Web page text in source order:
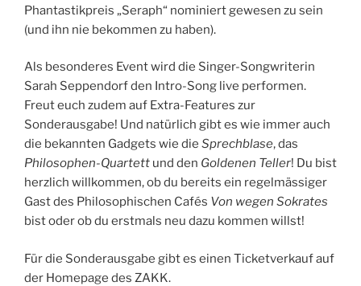
Phantastikpreis „Seraph“ nominiert gewesen zu sein
(und ihn nie bekommen zu haben).
Als besonderes Event wird die Singer-Songwriterin
Sarah Seppendorf den Intro-Song live performen.
Freut euch zudem auf Extra-Features zur
Sonderausgabe! Und natürlich gibt es wie immer auch
die bekannten Gadgets wie die Sprechblase, das
Philosophen-Quartett und den Goldenen Teller! Du bist
herzlich willkommen, ob du bereits ein regelmässiger
Gast des Philosophischen Cafés Von wegen Sokrates
bist oder ob du erstmals neu dazu kommen willst!
Für die Sonderausgabe gibt es einen Ticketverkauf auf
der Homepage des ZAKK.